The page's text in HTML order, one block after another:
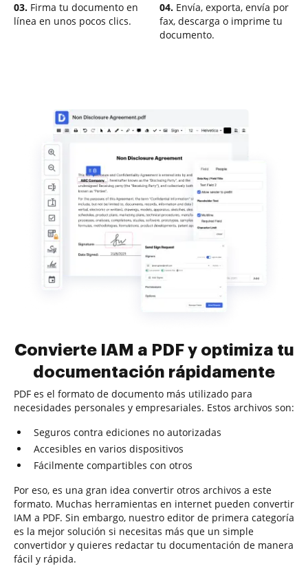
03. Firma tu documento en
línea en unos pocos clics.
04. Envía, exporta, envía por
fax, descarga o imprime tu
documento.
Convierte IAM a PDF y optimiza tu
documentación rápidamente
PDF es el formato de documento más utilizado para
necesidades personales y empresariales. Estos archivos son:
Seguros contra ediciones no autorizadas
Accesibles en varios dispositivos
Fácilmente compartibles con otros
Por eso, es una gran idea convertir otros archivos a este
formato. Muchas herramientas en internet pueden convertir
IAM a PDF. Sin embargo, nuestro editor de primera categoría
es la mejor solución si necesitas más que un simple
convertidor y quieres redactar tu documentación de manera
fácil y rápida.